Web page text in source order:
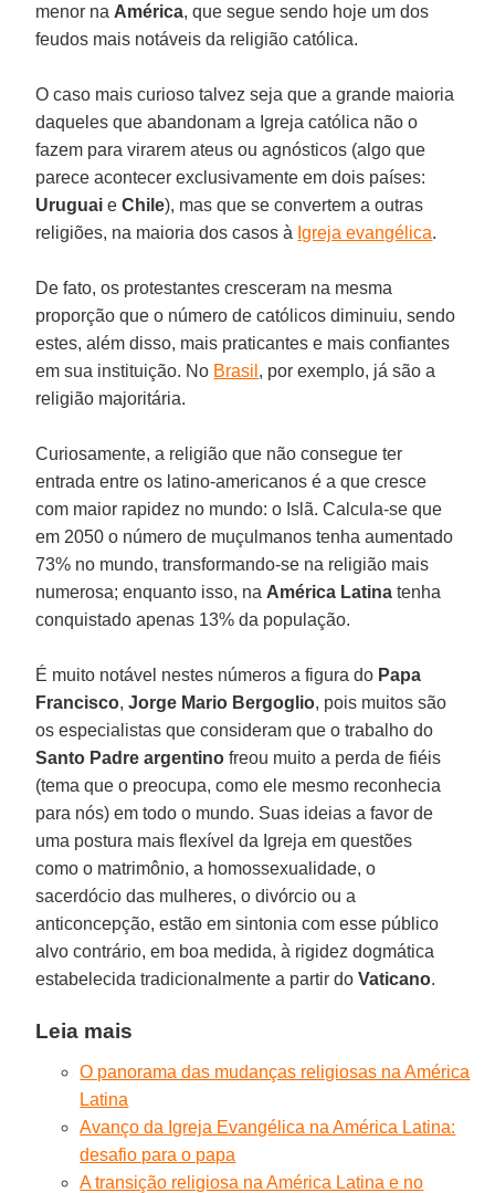
menor na América, que segue sendo hoje um dos
feudos mais notáveis da religião católica.
O caso mais curioso talvez seja que a grande maioria
daqueles que abandonam a Igreja católica não o
fazem para virarem ateus ou agnósticos (algo que
parece acontecer exclusivamente em dois países:
Uruguai eChile), mas que se convertem a outras
religiões, na maioria dos casos à Igreja evangélica.
De fato, os protestantes cresceram na mesma
proporção que o número de católicos diminuiu, sendo
estes, além disso, mais praticantes e mais confiantes
em sua instituição. No Brasil , por exemplo, já são a
religião majoritária.
Curiosamente, a religião que não consegue ter
entrada entre os latino-americanos é a que cresce
com maior rapidez no mundo: o Islã. Calcula-se que
em 2050 o número de muçulmanos tenha aumentado
73% no mundo, transformando-se na religião mais
numerosa; enquanto isso, na América Latina tenha
conquistado apenas 13% da população.
É muito notável nestes números a figura do Papa
Francisco,Jorge Mario Bergoglio, pois muitos são
os especialistas que consideram que o trabalho do
Santo Padre argentino freou muito a perda de fiéis
(tema que o preocupa, como ele mesmo reconhecia
para nós) em todo o mundo. Suas ideias a favor de
uma postura mais flexível da Igreja em questões
como o matrimônio, a homossexualidade, o
sacerdócio das mulheres, o divórcio ou a
anticoncepção, estão em sintonia com esse público
alvo contrário, em boa medida, à rigidez dogmática
estabelecida tradicionalmente a partir doVaticano.
Leia mais
O panorama das mudanças religiosas na América
Latina
Avanço da Igreja Evangélica na América Latina:
desafio para o papa
A transição religiosa na América Latina e no